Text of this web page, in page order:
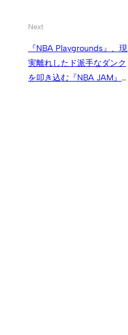
Next
『NBA Playgrounds』、現
実離れしたド派手なダンク
を叩き込む『NBA JAM』ラ